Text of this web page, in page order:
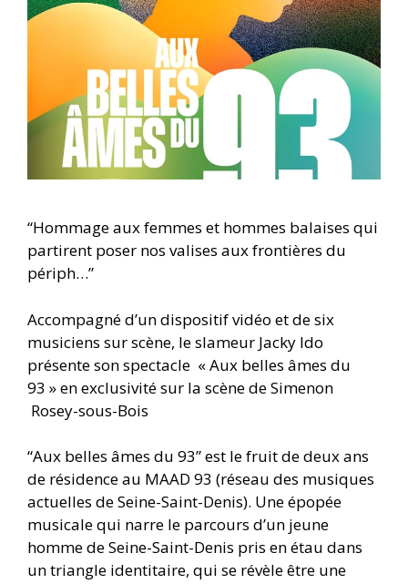
“Hommage aux femmes et hommes balaises qui
partirent poser nos valises aux frontières du
périph…”
Accompagné d’un dispositif vidéo et de six
musiciens sur scène, le slameur Jacky Ido
présente son spectacle « Aux belles âmes du
93 » en exclusivité sur la scène de Simenon
Rosey-sous-Bois
“Aux belles âmes du 93” est le fruit de deux ans
de résidence au MAAD 93 (réseau des musiques
actuelles de Seine-Saint-Denis). Une épopée
musicale qui narre le parcours d’un jeune
homme de Seine-Saint-Denis pris en étau dans
un triangle identitaire, qui se révèle être une